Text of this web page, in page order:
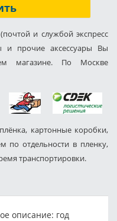
и службой экспресс
и прочие аксессуары Вы
магазине. По Москве
картонные коробки,
по отдельности в пленку,
транспортировки.
описание: год